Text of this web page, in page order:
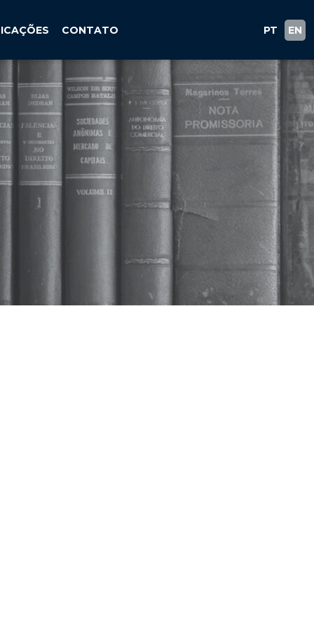
CONTATO PT EN